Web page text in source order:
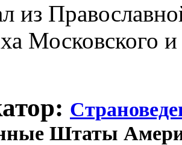
из
Московского
Штаты